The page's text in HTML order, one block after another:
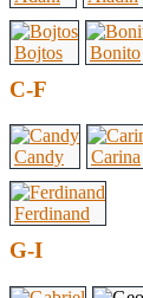
Bojtos Bonito
C-F
Candy Carina
Ferdinand
G-I